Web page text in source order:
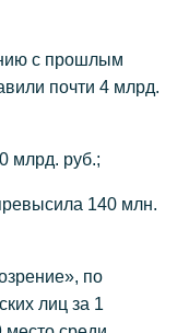
с прошлым
почти 4 млрд.
млрд. руб.;
140 млн.
по
лиц за 1